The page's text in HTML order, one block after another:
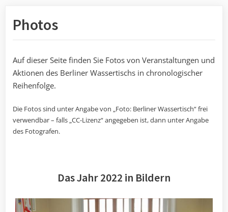
Photos
Auf dieser Seite finden Sie Fotos von Veranstaltungen und
Aktionen des Berliner Wassertischs in chronologischer
Reihenfolge.
Die Fotos sind unter Angabe von „Foto: Berliner Wassertisch“ frei
verwendbar – falls „CC-Lizenz“ angegeben ist, dann unter Angabe
des Fotografen.
Das Jahr 2022 in Bildern